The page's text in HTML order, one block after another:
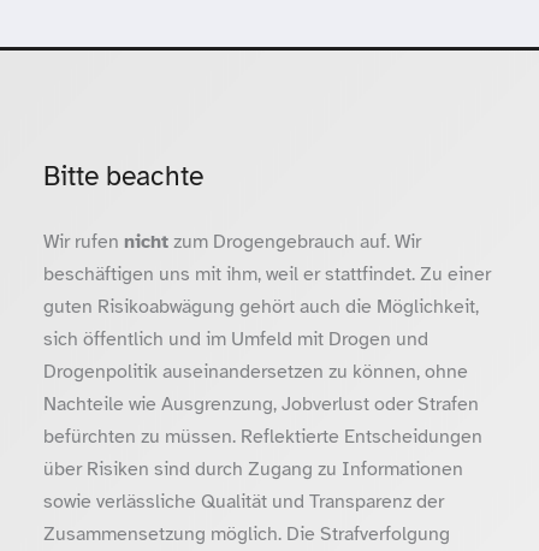
Bitte beachte
Wir rufen nichtzum Drogengebrauch auf. Wir
beschäftigen uns mit ihm, weil er stattfindet. Zu einer
guten Risikoabwägung gehört auch die Möglichkeit,
sich öffentlich und im Umfeld mit Drogen und
Drogenpolitik auseinandersetzen zu können, ohne
Nachteile wie Ausgrenzung, Jobverlust oder Strafen
befürchten zu müssen. Reflektierte Entscheidungen
über Risiken sind durch Zugang zu Informationen
sowie verlässliche Qualität und Transparenz der
Zusammensetzung möglich. Die Strafverfolgung